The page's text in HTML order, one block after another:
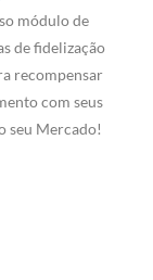
módulo de
de fidelização
recompensar
com seus
seu Mercado!